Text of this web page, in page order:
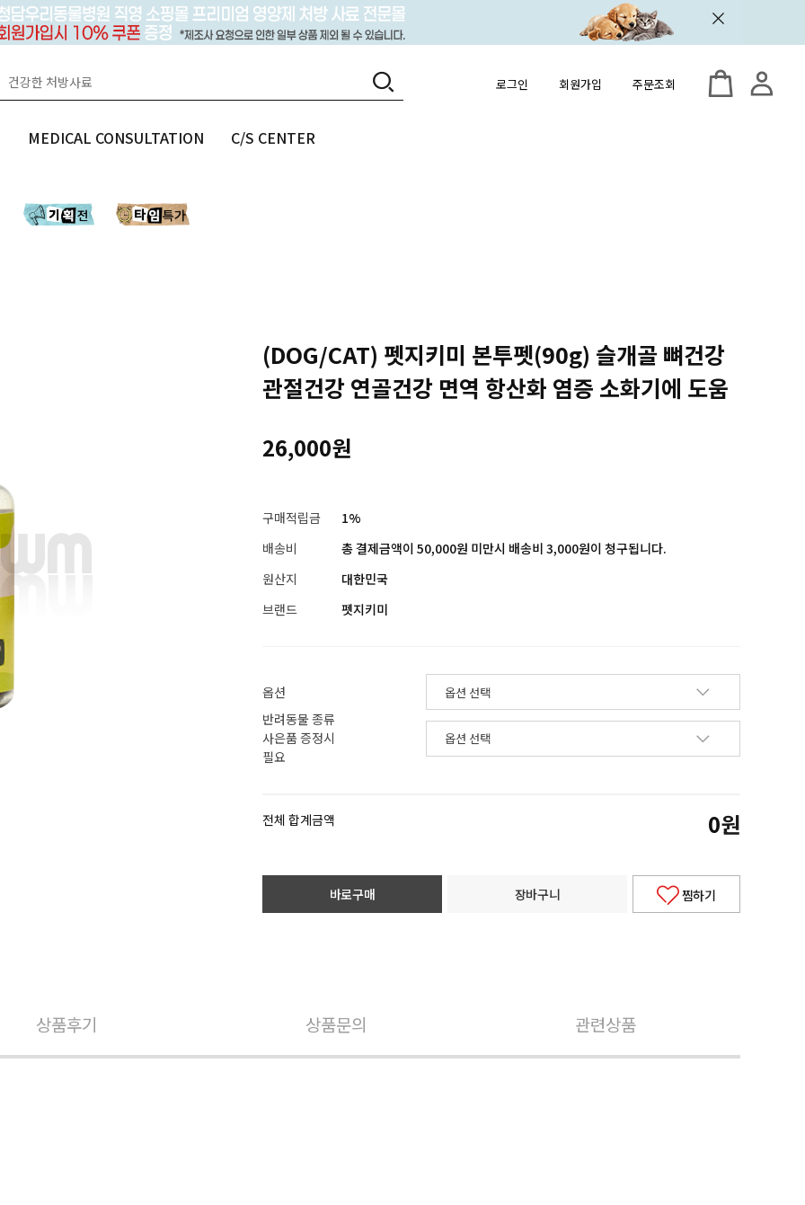
로그인 회원가입 주문조회
MEDICAL CONSULTATION C/S CENTER
(DOG/CAT) 펫지키미 본투펫(90g) 슬개골 뼈건강
관절건강 연골건강 면역 항산화 염증 소화기에 도움
26,000원
구매적립금
1%
배송비
총 결제금액이 50,000원 미만시 배송비 3,000원이 청구됩니다.
원산지
대한민국
브랜드
펫지키미
옵션
반려동물 종류
사은품 증정시
필요
전체 합계금액 0원
바로구매 장바구니 찜하기
상품후기 상품문의 관련상품